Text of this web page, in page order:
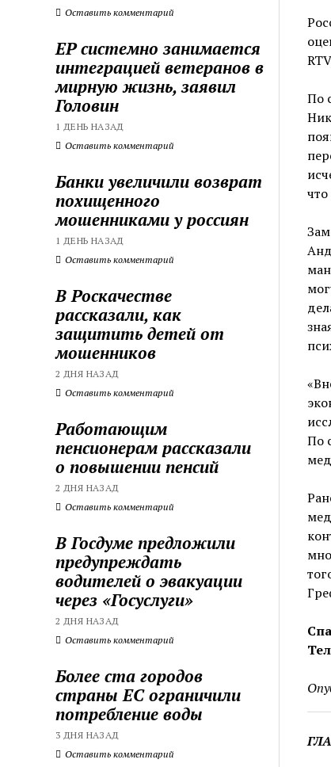
Оставить комментарий
ЕР системно занимается
интеграцией ветеранов в
мирную жизнь, заявил
Головин
1 ДЕНЬ НАЗАД
Оставить комментарий
Банки увеличили возврат
похищенного
мошенниками у россиян
1 ДЕНЬ НАЗАД
Оставить комментарий
В Роскачестве
рассказали, как
защитить детей от
мошенников
2 ДНЯ НАЗАД
Оставить комментарий
Работающим
пенсионерам рассказали
о повышении пенсий
2 ДНЯ НАЗАД
Оставить комментарий
В Госдуме предложили
предупреждать
водителей о эвакуации
через «Госуслуги»
2 ДНЯ НАЗАД
Оставить комментарий
Более ста городов
страны ЕС ограничили
потребление воды
3 ДНЯ НАЗАД
Оставить комментарий
По
По